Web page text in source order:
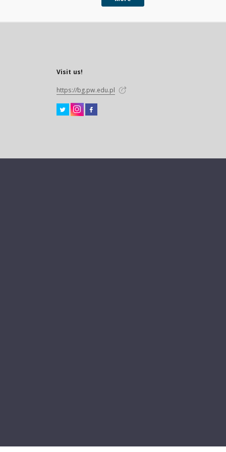
Visit us!
https://bg.pw.edu.pl